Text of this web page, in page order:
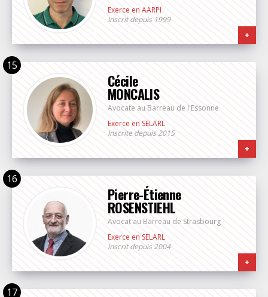
Exerce en AARPI
Inscrit depuis 1999
+
Cécile
MONCALIS
Avocate au Barreau de l'Essonne
Exerce en SELARL
Inscrite depuis 2015
+
Pierre-Étienne
ROSENSTIEHL
Avocat au Barreau de Strasbourg
Exerce en SELARL
Inscrit depuis 2004
+